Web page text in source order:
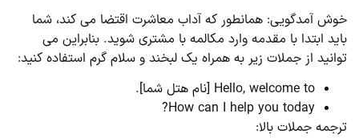
آمدگویی: همانطور که آداب معاشرت اقتضا می کند، شما
ابتدا با مقدمه وارد مکالمه با مشتری شوید. بنابراین می
از جملات زیر به همراه یک لبخند و سلام گرم استفاده کنید:
Hello, welcome to [نام هتل شما].
How can I help you today?
جملات بالا: